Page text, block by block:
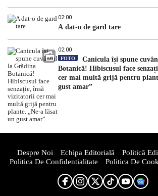
02:00
A dat-o de gard tare
02:00
FOTO
Canicula își spune
Botanică! Hibiscusul face
cer mai multă grijă pentru
gust amar”
Despre Noi Echipa Editorială Politică
Politica De Confidentialitate
Politica De